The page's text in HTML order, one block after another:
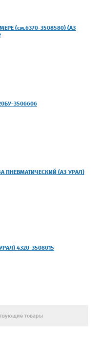
(см.6370-3508580) (АЗ
3506606
ПНЕВМАТИЧЕСКИЙ (АЗ УРАЛ)
4320-3508015
товары